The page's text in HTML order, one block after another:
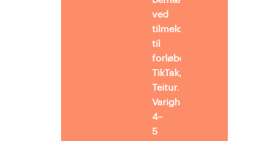
ved
tilmelding
til
forløbet
TikTak,
Teitur.
Varighed:
4–
5